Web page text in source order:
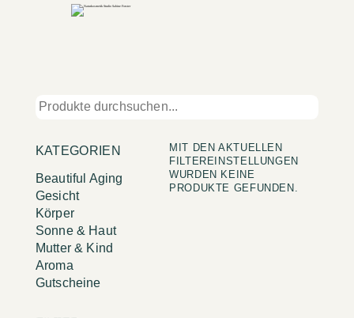
KATEGORIEN
Beautiful Aging
Gesicht
Körper
Sonne & Haut
Mutter & Kind
Aroma
Gutscheine
MIT DEN AKTUELLEN
FILTEREINSTELLUNGEN
WURDEN KEINE
PRODUKTE GEFUNDEN.